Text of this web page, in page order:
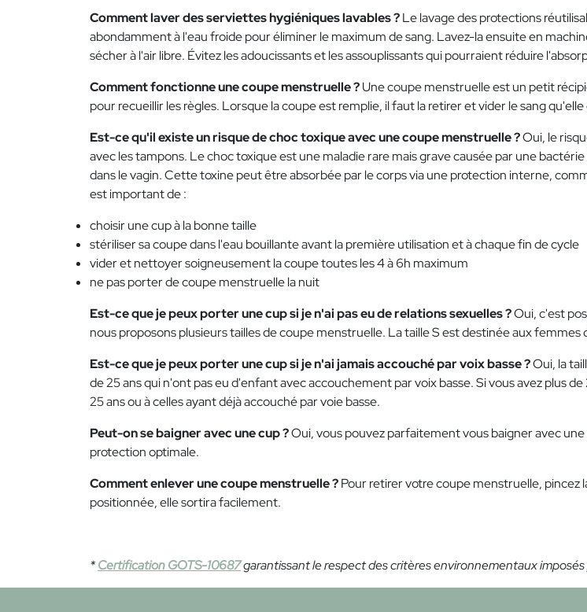
Comment laver des serviettes hygiéniques lavables ?Le lavage des protections
abondamment à l'eau froide pour éliminer le maximum de sang. Lavez-la ensuite en
sécher à l'air libre. Évitez les adoucissants et les assouplissants qui pourraient réduire
Comment fonctionne une coupe menstruelle ?Une coupe menstruelle est un petit
pour recueillir les règles. Lorsque la coupe est remplie, il faut la retirer et vider le sang
Est-ce qu'il existe un risque de choc toxique avec une coupe menstruelle ?Oui, le
avec les tampons. Le choc toxique est une maladie rare mais grave causée par une
dans le vagin. Cette toxine peut être absorbée par le corps via une protection interne,
est important de :
choisir une cup à la bonne taille
stériliser sa coupe dans l'eau bouillante avant la première utilisation et à chaque fin de cycle
vider et nettoyer soigneusement la coupe toutes les 4 à 6h maximum
ne pas porter de coupe menstruelle la nuit
Est-ce que je peux porter une cup si je n'ai pas eu de relations sexuelles ?Oui, c'est
nous proposons plusieurs tailles de coupe menstruelle. La taille S est destinée aux
Est-ce que je peux porter une cup si je n'ai jamais accouché par voix basse ?Oui, la
de 25 ans qui n'ont pas eu d'enfant avec accouchement par voix basse. Si vous avez plus
25 ans ou à celles ayant déjà accouché par voie basse.
Peut-on se baigner avec une cup ?Oui, vous pouvez parfaitement vous baigner avec
protection optimale.
Comment enlever une coupe menstruelle ?Pour retirer votre coupe menstruelle,
positionnée, elle sortira facilement.
*Certification GOTS-10687garantissant le respect des critères environnementaux